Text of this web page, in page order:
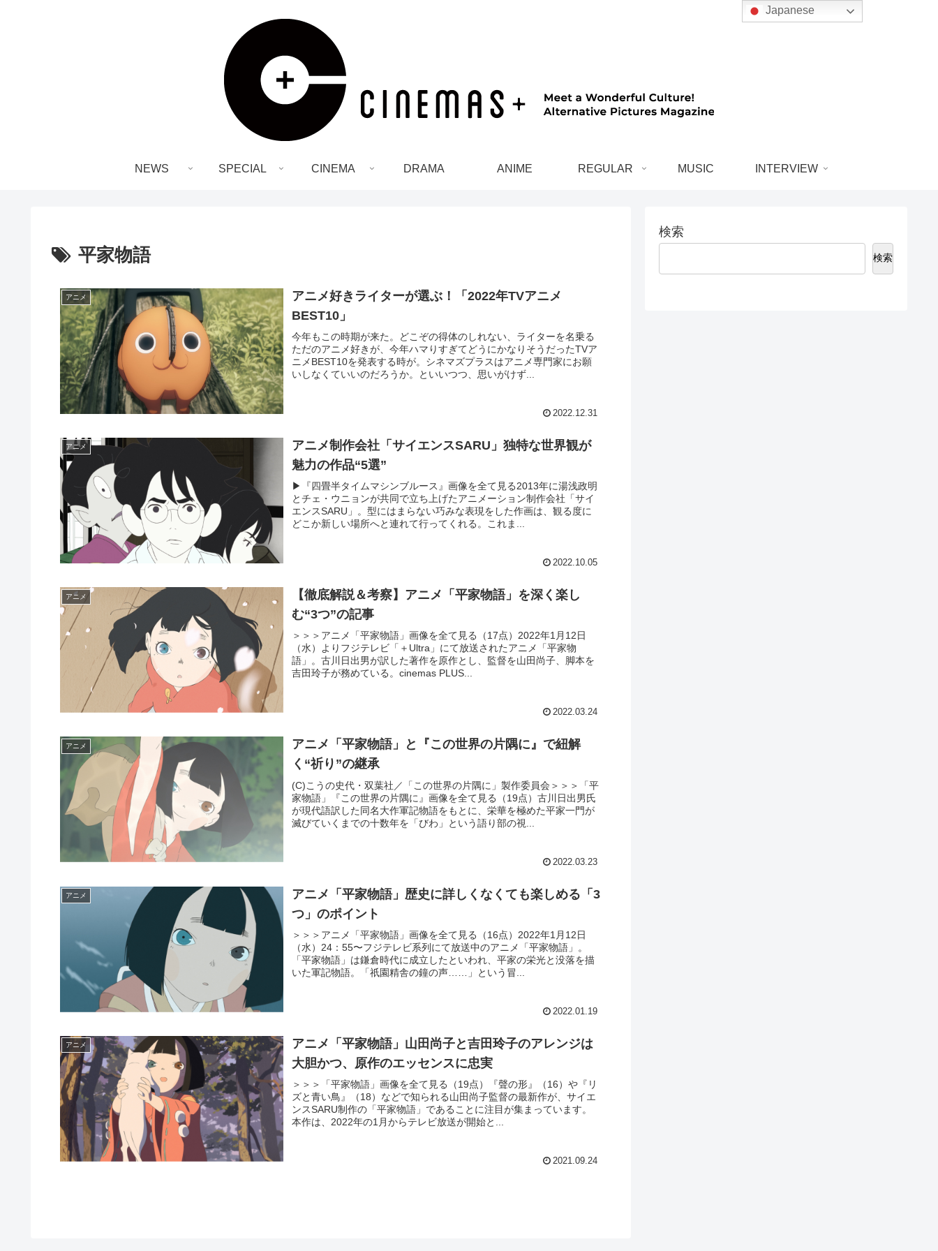
NEWS SPECIAL CINEMA DRAMA ANIME REGULAR MUSIC INTERVIEW
平家物語
アニメ
アニメ好きライターが選ぶ！「2022年TVアニメ
BEST10」
今年もこの時期が来た。どこぞの得体のしれない、ライターを名乗る
ただのアニメ好きが、今年ハマりすぎてどうにかなりそうだったTVア
ニメBEST10を発表する時が。シネマズプラスはアニメ専門家にお願
いしなくていいのだろうか。といいつつ、思いがけず...
2022.12.31
アニメ
アニメ制作会社「サイエンスSARU」独特な世界観が
魅力の作品“5選”
▶︎『四畳半タイムマシンブルース』画像を全て見る2013年に湯浅政明
とチェ・ウニョンが共同で立ち上げたアニメーション制作会社「サイ
エンスSARU」。型にはまらない巧みな表現をした作画は、観る度に
どこか新しい場所へと連れて行ってくれる。これま...
2022.10.05
アニメ
【徹底解説＆考察】アニメ「平家物語」を深く楽し
む“3つ”の記事
＞＞＞アニメ「平家物語」画像を全て見る（17点）2022年1月12日
（水）よりフジテレビ「＋Ultra」にて放送されたアニメ「平家物
語」。古川日出男が訳した著作を原作とし、監督を山田尚子、脚本を
吉田玲子が務めている。cinemas PLUS...
2022.03.24
アニメ
アニメ「平家物語」と『この世界の片隅に』で紐解
く“祈り”の継承
(C)こうの史代・双葉社／「この世界の片隅に」製作委員会＞＞＞「平
家物語」『この世界の片隅に』画像を全て見る（19点）古川日出男氏
が現代語訳した同名大作軍記物語をもとに、栄華を極めた平家一門が
滅びていくまでの十数年を「びわ」という語り部の視...
2022.03.23
アニメ
アニメ「平家物語」歴史に詳しくなくても楽しめる「3
つ」のポイント
＞＞＞アニメ「平家物語」画像を全て見る（16点）2022年1月12日
（水）24：55〜フジテレビ系列にて放送中のアニメ「平家物語」。
「平家物語」は鎌倉時代に成立したといわれ、平家の栄光と没落を描
いた軍記物語。「祇園精舎の鐘の声……」という冒...
2022.01.19
アニメ
アニメ「平家物語」山田尚子と吉田玲子のアレンジは
大胆かつ、原作のエッセンスに忠実
＞＞＞「平家物語」画像を全て見る（19点）『聲の形』（16）や『リ
ズと青い鳥』（18）などで知られる山田尚子監督の最新作が、サイエ
ンスSARU制作の「平家物語」であることに注目が集まっています。
本作は、2022年の1月からテレビ放送が開始と...
2021.09.24
検索
検索
Japanese